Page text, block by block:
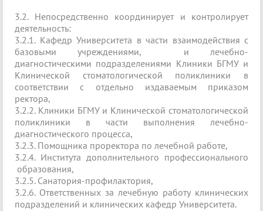
3.2. Непосредственно координирует и контролирует
деятельность:
3.2.1. Кафедр Университета в части взаимодействия с
базовыми учреждениями, и лечебно-
диагностическими подразделениями Клиники БГМУ и
Клинической стоматологической поликлиники в
соответствии с отдельно издаваемым приказом
ректора,
3.2.2. Клиники БГМУ и Клинической стоматологической
поликлиники в части выполнения лечебно-
диагностического процесса,
3.2.3. Помощника проректора по лечебной работе,
3.2.4. Института дополнительного профессионального
образования,
3.2.5. Санатория-профилактория,
3.2.6. Ответственных за лечебную работу клинических
подразделений и клинических кафедр Университета.